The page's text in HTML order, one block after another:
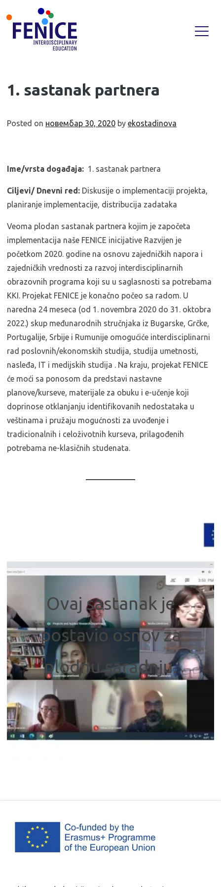
Skip1. sastanak partnera
Posted on новембар 30, 2020 by ekostadinova
Ime/vrsta događaja: 1. sastanak partnera
Ciljevi/ Dnevni red: Diskusije o implementaciji projekta,
planiranje implementacije, distribucija zadataka
Veoma plodan sastanak partnera kojim je započeta
implementacija naše FENICE inicijative Razvijen je
početkom 2020. godine na osnovu zajedničkih napora i
zajedničkih vrednosti za razvoj interdisciplinarnih
obrazovnih programa koji su u saglasnosti sa potrebama
KKI. Projekat FENICE je konačno počeo sa radom. U
naredna 24 meseca (od 1. novembra 2020 do 31. oktobra
2022.) skup međunarodnih stručnjaka iz Bugarske, Grčke,
Portugalije, Srbije i Rumunije omogućiće interdisciplinarni
rad poslovnih/ekonomskih studija, studija umetnosti,
nasleđa, IT i medijskih studija . Na kraju, projekat FENICE
će moći sa ponosom da predstavi nastavne
planove/kurseve, materijale za obuku i e-učenje koji
doprinose otklanjanju identifikovanih nedostataka u
veštinama i pružaju mogućnosti za uvođenje i
tradicionalnih i celoživotnih kurseva, prilagođenih
potrebama ne-klasičnih studenata.
Ovaj sastanak je
postavio osnov za
plodnu saradnju.